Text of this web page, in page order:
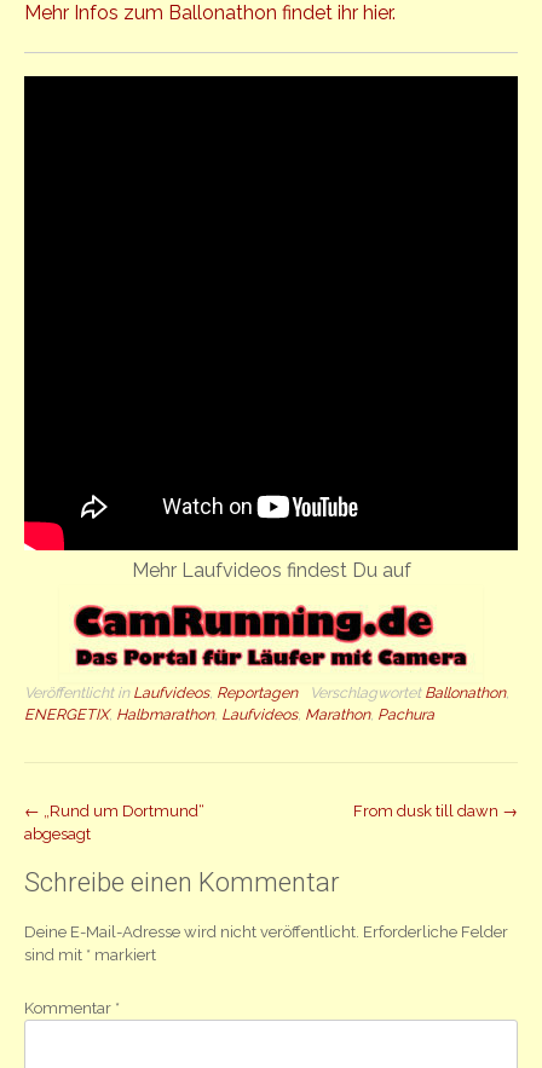
Mehr Infos zum Ballonathon findet ihr hier.
Mehr Laufvideos findest Du auf
Veröffentlicht in Laufvideos, Reportagen Verschlagwortet Ballonathon,
ENERGETIX, Halbmarathon, Laufvideos, Marathon, Pachura
Beitrag
Navigation
← „Rund um Dortmund“
abgesagt
From dusk till dawn →
Schreibe einen Kommentar
Deine E-Mail-Adresse wird nicht veröffentlicht. Erforderliche Felder
sind mit * markiert
Kommentar *